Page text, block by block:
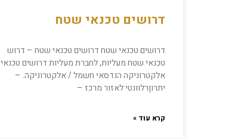
דרושים טכנאי שטח
דרושים טכנאי שטח דרושים טכנאי שטח – דרוש
טכנאי שטח מעליות, לחברת מעליות דרושים טכנאי
אלקטרוניקה הנדסאי חשמל / אלקטרוניקה. –
יתרוןרלוונטי לאזור מרכז –
קרא עוד »